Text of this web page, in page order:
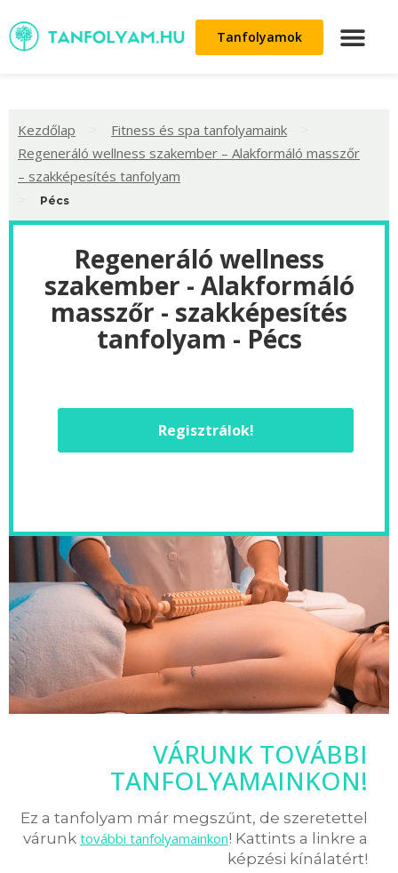
Tanfolyamok
Kezdőlap Fitness és spa tanfolyamaink
Regeneráló wellness szakember – Alakformáló masszőr
– szakképesítés tanfolyam
Pécs
Regeneráló wellness
szakember - Alakformáló
masszőr - szakképesítés
tanfolyam - Pécs
Regisztrálok!
VÁRUNK TOVÁBBI
TANFOLYAMAINKON!
Ez a tanfolyam már megszűnt, de szeretettel
várunk további tanfolyamainkon! Kattints a linkre a
képzési kínálatért!